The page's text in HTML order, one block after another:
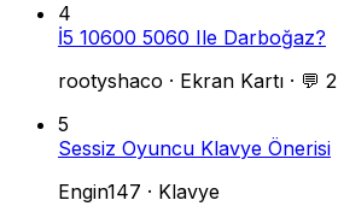
4
İ5 10600 5060 Ile Darboğaz?
rootyshaco · Ekran Kartı · 💬 2
5
Sessiz Oyuncu Klavye Önerisi
Engin147 · Klavye